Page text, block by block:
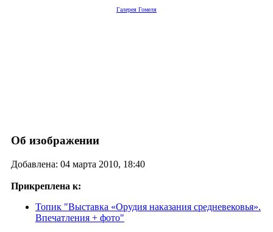
Галерея Гомеля
Об изображении
Добавлена: 04 марта 2010, 18:40
Прикреплена к:
Топик "Выставка «Орудия наказания средневековья».
Впечатления + фото"